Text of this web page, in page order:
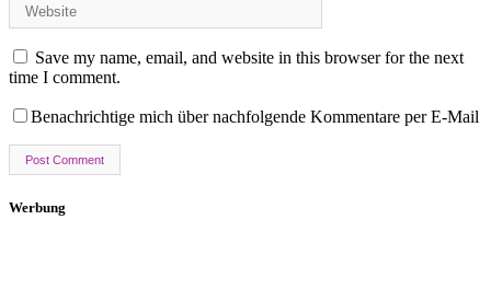
Save my name, email, and website in this browser for the next
time I comment.
Benachrichtige mich über nachfolgende Kommentare per E-Mail
Werbung